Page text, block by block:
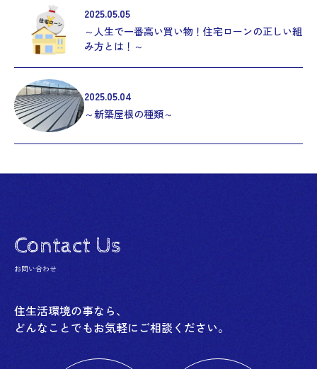
2025.05.05
～人生で一番高い買い物！住宅ローンの正しい組
み方とは！～
2025.05.04
～新築屋根の種類～
Contact Us
お問い合わせ
住生活環境の事なら、
どんなことでもお気軽にご相談ください。